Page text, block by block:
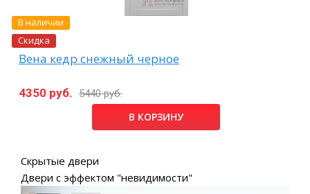
В наличии
Скидка
Вена кедр снежный черное
4350 руб. 5440 руб.
В КОРЗИНУ
Скрытые двери
Двери с эффектом "невидимости"